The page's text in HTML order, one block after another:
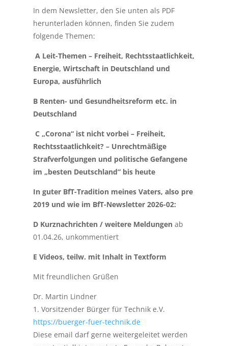
In dem Newsletter, den Sie unten als PDF
herunterladen können, finden Sie zudem
folgende Themen:
A Leit-Themen – Freiheit, Rechtsstaatlichkeit,
Energie, Wirtschaft in Deutschland und
Europa, ausführlich
B Renten- und Gesundheitsreform etc. in
Deutschland
C „Corona“ ist nicht vorbei – Freiheit,
Rechtsstaatlichkeit?– Unrechtmäßige
Strafverfolgungen und politische Gefangene
im „besten Deutschland“ bis heute
In guter BfT-Tradition meines Vaters, also pre
2019 und wie im BfT-Newsletter 2026-02:
D Kurznachrichten / weitere Meldungen ab
01.04.26, unkommentiert
E Videos, teilw. mit Inhalt in Textform
Mit freundlichen Grüßen
Dr. Martin Lindner
1. Vorsitzender Bürger für Technik e.V.
https://buerger-fuer-technik.de
Diese email darf gerne weitergeleitet werden